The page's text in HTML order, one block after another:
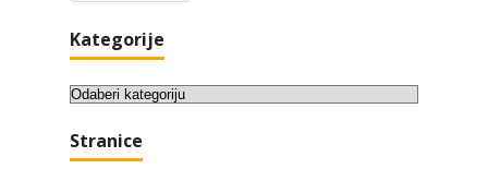
Kategorije
K
t
Stranice